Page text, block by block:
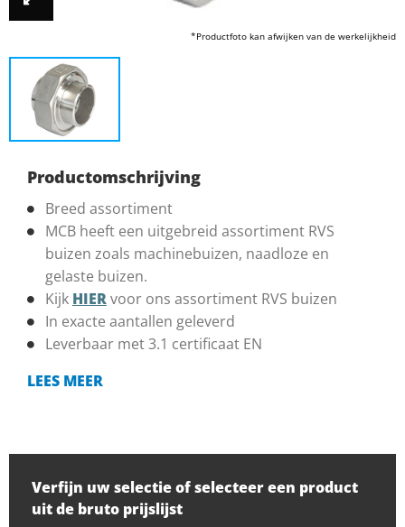
*Productfoto kan afwijken van de werkelijkheid
Productomschrijving
Breed assortiment
MCB heeft een uitgebreid assortiment RVS
buizen zoals machinebuizen, naadloze en
gelaste buizen.
Kijk HIERvoor ons assortiment RVS buizen
In exacte aantallen geleverd
Leverbaar met 3.1 certificaat EN
LEES MEER
Verfijn uw selectie of selecteer een product
uit de bruto prijslijst